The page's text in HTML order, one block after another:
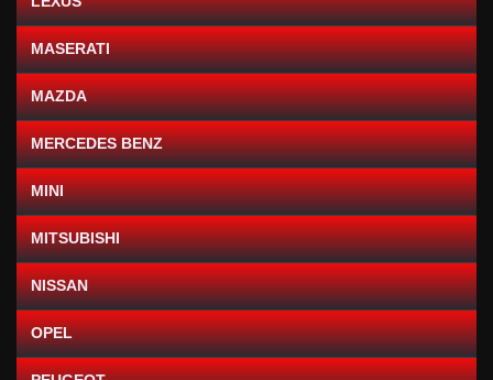
MASERATI
MAZDA
MERCEDES BENZ
MINI
MITSUBISHI
NISSAN
OPEL